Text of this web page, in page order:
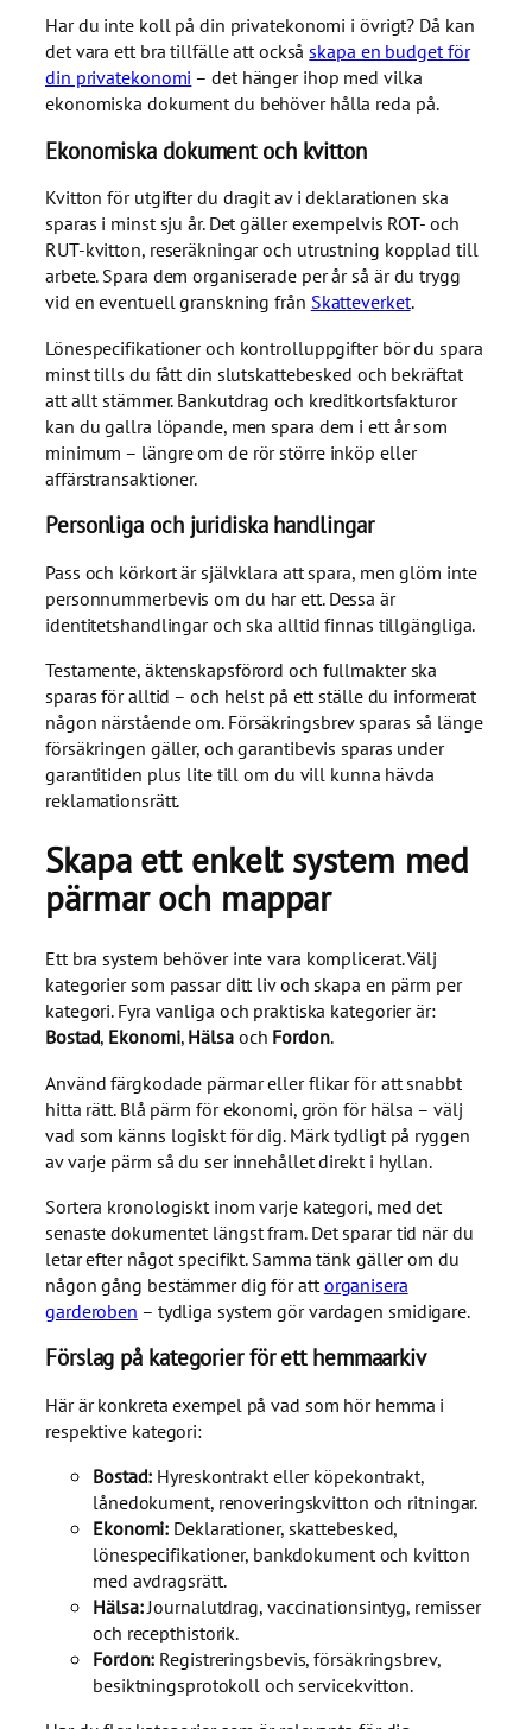
Har du inte koll på din privatekonomi i övrigt? Då kan
det vara ett bra tillfälle att ocksåskapa en budget för
din privatekonomi – det hänger ihop med vilka
ekonomiska dokument du behöver hålla reda på.
Ekonomiska dokument och kvitton
Kvitton för utgifter du dragit av i deklarationen ska
sparas i minst sju år. Det gäller exempelvis ROT- och
RUT-kvitton, reseräkningar och utrustning kopplad till
arbete. Spara dem organiserade per år så är du trygg
vid en eventuell granskning från Skatteverket.
Lönespecifikationer och kontrolluppgifter bör du spara
minst tills du fått din slutskattebesked och bekräftat
att allt stämmer. Bankutdrag och kreditkortsfakturor
kan du gallra löpande, men spara dem i ett år som
minimum – längre om de rör större inköp eller
affärstransaktioner.
Personliga och juridiska handlingar
Pass och körkort är självklara att spara, men glöm inte
personnummerbevis om du har ett. Dessa är
identitetshandlingar och ska alltid finnas tillgängliga.
Testamente, äktenskapsförord och fullmakter ska
sparas för alltid – och helst på ett ställe du informerat
någon närstående om. Försäkringsbrev sparas så länge
försäkringen gäller, och garantibevis sparas under
garantitiden plus lite till om du vill kunna hävda
reklamationsrätt.
Skapa ett enkelt system med
pärmar och mappar
Ett bra system behöver inte vara komplicerat. Välj
kategorier som passar ditt liv och skapa en pärm per
kategori. Fyra vanliga och praktiska kategorier är:
Bostad, Ekonomi,Hälsaoch Fordon.
Använd färgkodade pärmar eller flikar för att snabbt
hitta rätt. Blå pärm för ekonomi, grön för hälsa – välj
vad som känns logiskt för dig. Märk tydligt på ryggen
av varje pärm så du ser innehållet direkt i hyllan.
Sortera kronologiskt inom varje kategori, med det
senaste dokumentet längst fram. Det sparar tid när du
letar efter något specifikt. Samma tänk gäller om du
någon gång bestämmer dig för attorganisera
garderoben – tydliga system gör vardagen smidigare.
Förslag på kategorier för ett hemmaarkiv
Här är konkreta exempel på vad som hör hemma i
respektive kategori:
Bostad: Hyreskontrakt eller köpekontrakt,
lånedokument, renoveringskvitton och ritningar.
Ekonomi: Deklarationer, skattebesked,
lönespecifikationer, bankdokument och kvitton
med avdragsrätt.
Hälsa:Journalutdrag, vaccinationsintyg, remisser
och recepthistorik.
Fordon: Registreringsbevis, försäkringsbrev,
besiktningsprotokoll och servicekvitton.